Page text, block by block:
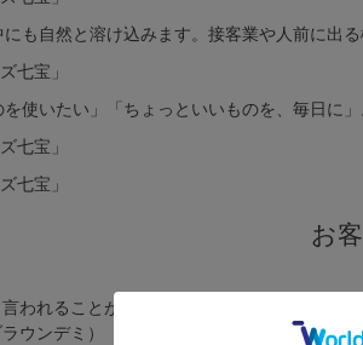
も自然と溶け込みます。接客業や人前に出
使いたい」「ちょっといいものを、毎日に
お
われることが増えました。主張しすぎない
ウンデミ）